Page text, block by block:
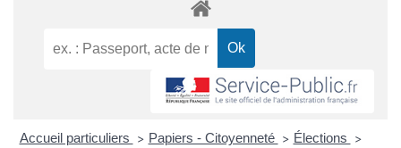
Accueil particuliers > Papiers - Citoyenneté > Élections >